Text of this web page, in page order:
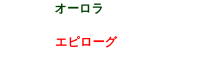
オーロラ
エピローグ